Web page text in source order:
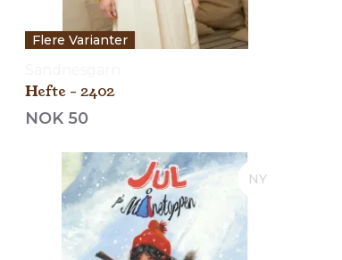
Flere Varianter
Hefte - 2402
NOK 50
NY